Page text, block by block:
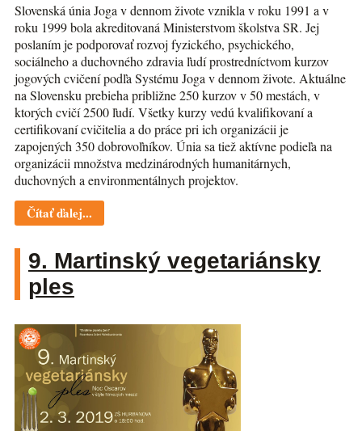
Slovenská únia Joga v dennom živote vznikla v roku 1991 a v
roku 1999 bola akreditovaná Ministerstvom školstva SR. Jej
poslaním je podporovať rozvoj fyzického, psychického,
sociálneho a duchovného zdravia ľudí prostredníctvom kurzov
jogových cvičení podľa Systému Joga v dennom živote. Aktuálne
na Slovensku prebieha približne 250 kurzov v 50 mestách, v
ktorých cvičí 2500 ľudí. Všetky kurzy vedú kvalifikovaní a
certifikovaní cvičitelia a do práce pri ich organizácii je
zapojených 350 dobrovoľníkov. Únia sa tiež aktívne podieľa na
organizácii množstva medzinárodných humanitárnych,
duchovných a environmentálnych projektov.
Čítať ďalej...
9. Martinský vegetariánsky
ples